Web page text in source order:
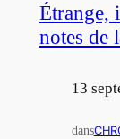
Étrange,
notes de
13
dans